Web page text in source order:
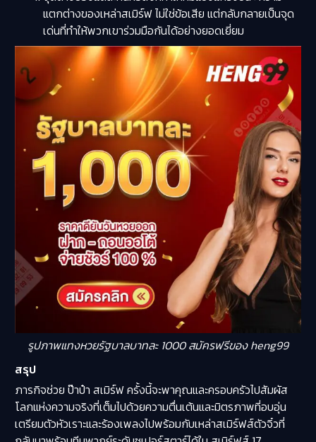
แตกต่างของเหล่าสเมิร์ฟ ไม่ใช่ข้อเสีย แต่กลับกลายเป็นจุด
เด่นที่ทำให้พวกเขาร่วมมือกันได้อย่างยอดเยี่ยม
รูปภาพแทงหวยรัฐบาลบาทละ 1000 สมัครฟรีของ heng99
สรุป
ภารกิจช่วย ป๊าป๋า สเมิร์ฟ ครั้งนี้จะพาคุณและครอบครัวไปสัมผัส
โลกแห่งความจริงที่เต็มไปด้วยความตื่นเต้นและมิตรภาพที่อบอุ่น
เตรียมตัวหัวเราะและร้องเพลงไปพร้อมกับเหล่าสเมิร์ฟส์ตัวจิ๋วที่